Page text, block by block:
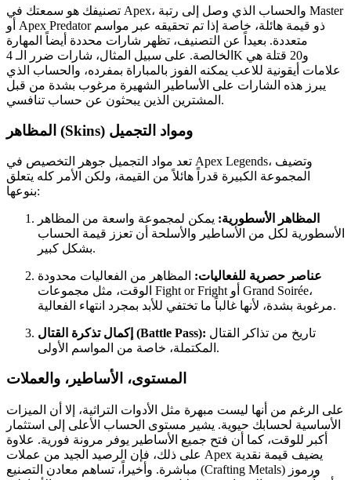
تصنيفك هو سمعتك في Apex، والحساب الذي وصل إلى رتبة Master
أو Apex Predator ذو قيمة هائلة، خاصة إذا تم تحقيقه عبر مواسم
متعددة. بعيداً عن التصنيف، تظهر شارات محددة أيضاً المهارة
الخالصة. على سبيل المثال، شارات ضرر الـ 4K و20 قتلة هي
علامات أيقونية للاعب يمكنه الفوز بالمباراة بمفرده، والحساب الذي
يبرز هذه الشارات على الأساطير الشهيرة مرغوب بشدة من قبل
المشترين الذين يبحثون عن حساب تنافسي.
المظاهر (Skins) ومواد التجميل
تعد مواد التجميل جوهر التخصيص في Apex Legends، وتضيف
المجموعة الكبيرة قدراً هائلاً من القيمة، ولكن الأمر كله يتعلق
بنوعها:
المظاهر الأسطورية: يمكن لمجموعة واسعة من المظاهر
الأسطورية لكل من الأساطير والأسلحة أن تعزز قيمة الحساب
بشكل كبير.
عناصر حصرية للفعاليات: المظاهر من الفعاليات محدودة
الوقت، مثل مجموعات Fight or Fright أو Grand Soirée،
مرغوبة بشدة، لأنها غالباً ما تختفي للأبد بمجرد انتهاء الفعالية.
إكمال تذكرة القتال (Battle Pass):
المكتملة، خاصة من المواسم الأولى.
المستوى، الأساطير، والعملات
على الرغم من أنها ليست مبهرة مثل الأدوات التراثية، إلا أن الميزات
الأساسية لحسابك حيوية. يشير مستوى الحساب الأعلى إلى استثمار
أكبر للوقت، كما أن فتح جميع الأساطير يوفر مرونة فورية. علاوة
على ذلك، فإن الرصيد الجيد من عملات Apex يضيف قيمة نقدية
مباشرة. وأخيراً، تساهم معادن التصنيع (Crafting Metals) ورموز